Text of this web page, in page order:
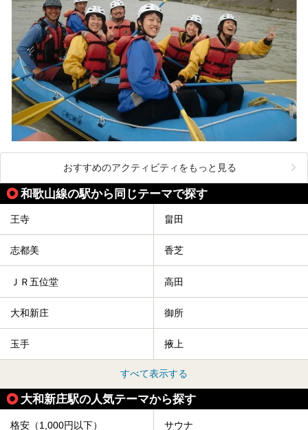
おすすめのアクティビティをもっと見る
和歌山線の駅から同じテーマで探す
王寺 畠田
志都美 香芝
ＪＲ五位堂 高田
大和新庄 御所
玉手 掖上
すべて表示する
大和新庄駅の人気テーマから探す
格安（1,000円以下） サウナ